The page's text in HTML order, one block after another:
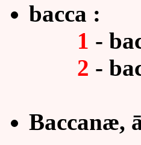
bacca :
1 -
2 -
Baccanæ,